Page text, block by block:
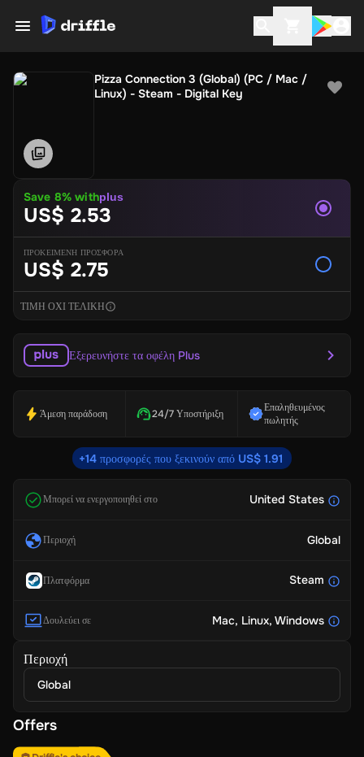
Pizza Connection 3 (Global) (PC / Mac /
Linux) - Steam - Digital Key
Save 8% withplus
US$ 2.53
ΠΡΟΚΕΙΜΕΝΗ ΠΡΟΣΦΟΡΑ
US$ 2.75
ΤΙΜΗ ΟΧΙ ΤΕΛΙΚΗ
Εξερευνήστε τα οφέλη Plus
Άμεση παράδοση 24/7 Υποστήριξη
Επαληθευμένος
πωλητής
+14 προσφορές που ξεκινούν από US$ 1.91
Μπορεί να ενεργοποιηθεί στο United States
Περιοχή Global
Πλατφόρμα Steam
Δουλεύει σε Mac, Linux, Windows
Περιοχή
Global
Offers